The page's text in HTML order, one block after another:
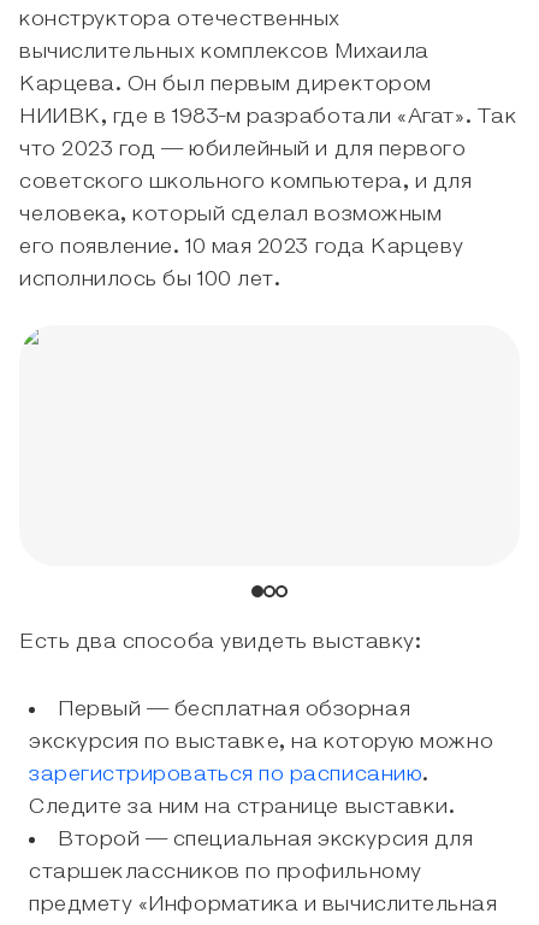
конструктора отечественных
вычислительных комплексов Михаила
Карцева. Он был первым директором
НИИВК, где в 1983-м разработали «Агат». Так
что 2023 год — юбилейный и для первого
советского школьного компьютера, и для
человека, который сделал возможным
его появление. 10 мая 2023 года Карцеву
исполнилось бы 100 лет.
Есть два способа увидеть выставку:
Первый — бесплатная обзорная
экскурсия по выставке, на которую можно
зарегистрироваться по расписанию.
Следите за ним на странице выставки.
Второй — специальная экскурсия для
старшеклассников по профильному
предмету «Информатика и вычислительная